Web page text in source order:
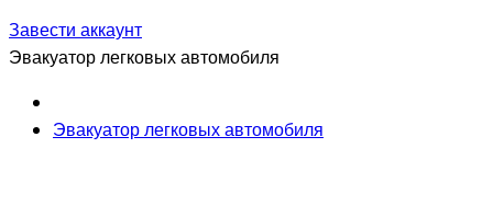
Завести аккаунт
Эвакуатор легковых автомобиля
Эвакуатор легковых автомобиля